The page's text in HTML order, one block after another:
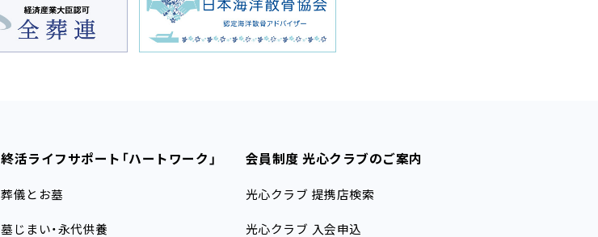
終活ライフサポート 「ハートワーク」
葬儀とお墓
墓じまい・永代供養
会員制度 光心クラブのご案内
光心クラブ 提携店検索
光心クラブ 入会申込